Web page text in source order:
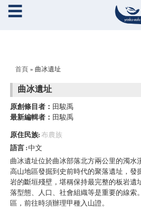
☰
您在這裡
首頁 » 曲冰遺址
曲冰遺址
原創條目者： 田駿禹
最新編輯者： 田駿禹
原住民族:布農族
語言 中文
曲冰遺址位於曲冰部落北方兩公里的濁水
高山地區發掘到史前時代的聚落遺址，發
岩的斷垣殘壁，堪稱保持最完整的板岩遺
落型態、人口、社會組織等是重要的線索
區，前往時須辦理甲種入山證。